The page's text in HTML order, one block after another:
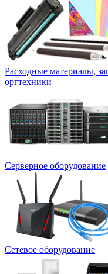
Расходные материалы,
оргтехники
Серверное оборудование
Сетевое оборудование